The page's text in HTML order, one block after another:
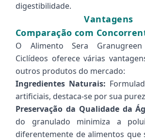
digestibilidade.
Vantagens
Comparação com
O Alimento Sera
Ciclídeos oferece várias
outros produtos do mercado:
Ingredientes Naturais:
artificiais, destaca-se por sua
Preservação da Qualidade da
do granulado minimiza a
diferentemente de alimentos que